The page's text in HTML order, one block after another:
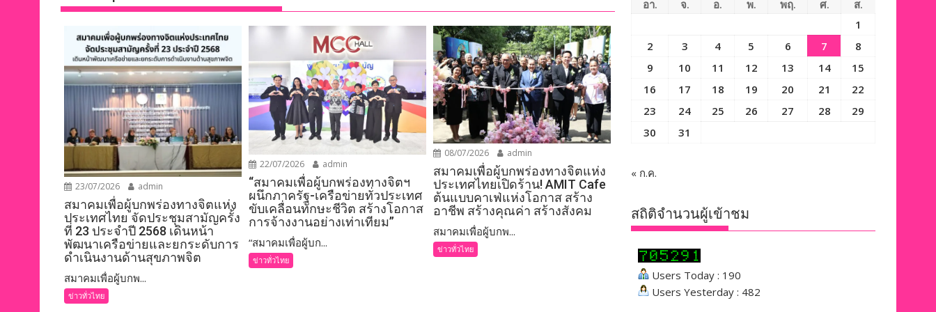
23/07/2026 admin
สมาคมเพื่อผู้บกพร่องทางจิตแห่ง
ประเทศไทย จัดประชุมสามัญครั้ง
ที่ 23 ประจำปี 2568 เดินหน้า
พัฒนาเครือข่ายและยกระดับการ
ดำเนินงานด้านสุขภาพจิต
สมาคมเพื่อผู้บกพ...
ข่าวทั่วไทย
22/07/2026 admin
“สมาคมเพื่อผู้บกพร่องทางจิตฯ
ผนึกภาครัฐ-เครือข่ายทั่วประเทศ
ขับเคลื่อนทักษะชีวิต สร้างโอกาส
การจ้างงานอย่างเท่าเทียม”
“สมาคมเพื่อผู้บก...
ข่าวทั่วไทย
08/07/2026 admin
สมาคมเพื่อผู้บกพร่องทางจิตแห่ง
ประเทศไทยเปิดร้าน! AMIT Cafe
ต้นแบบคาเฟ่แห่งโอกาส สร้าง
อาชีพ สร้างคุณค่า สร้างสังคม
สมาคมเพื่อผู้บกพ...
ข่าวทั่วไทย
อา. จ. อ. พ. พฤ. ศ.
ส.
1
2
3 4 5 6 7
8
9
10 11 12 13 14
15
16
17 18 19 20 21
22
23
24 25 26 27 28
29
30
31
« ก.ค.
สถิติจำนวนผู้เข้าชม
Users Today : 190
Users Yesterday : 482